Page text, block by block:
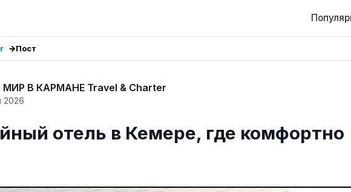
Пост
МИР В КАРМАНЕ Travel & Charter
2026
отель в Кемере, где комфортно